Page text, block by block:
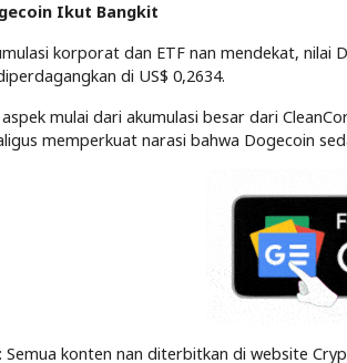
Ikut Bangkit
korporat dan ETF nan mendekat, nilai
di US$ 0,2634.
mulai dari akumulasi besar dari
memperkuat narasi bahwa Dogecoin
Semua konten nan diterbitkan di website